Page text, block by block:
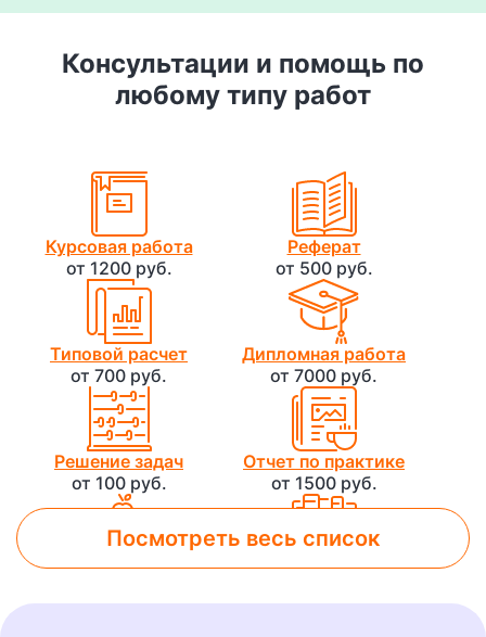
Консультации и помощь по
любому типу работ
Курсовая работа
от 1200 руб.
Реферат
от 500 руб.
Типовой расчет
от 700 руб.
Дипломная работа
от 7000 руб.
Решение задач
от 100 руб.
Отчет по практике
от 1500 руб.
Лабораторная работа
Контрольная работа
Посмотреть весь список